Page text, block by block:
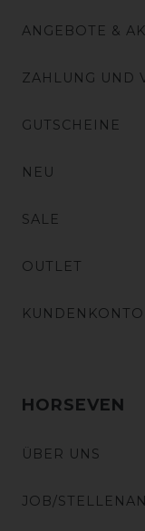
ANGEBOTE &
ZAHLUNG UND
GUTSCHEINE
NEU
SALE
OUTLET
KUNDENKONTO
HORSEVEN
ÜBER UNS
JOB/